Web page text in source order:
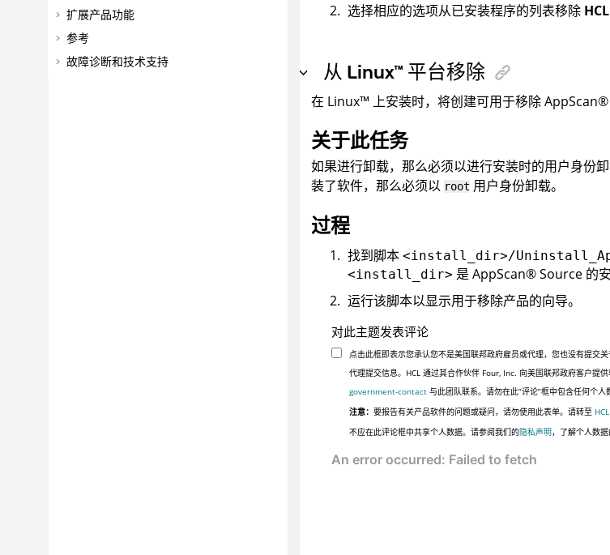
扩展产品功能
参考
故障诊断和技术支持
选择相应的选项从已安装程序的列表移除
从 Linux™ 平台移除
在 Linux™ 上安装时，将创建可用于移除AppScan®
关于此任务
如果进行卸载，那么必须以进行安装时的用户身份
装了软件，那么必须以 root用户身份卸载。
过程
找到脚本 <install_dir>/
<install_dir> 是 AppScan®Source的
运行该脚本以显示用于移除产品的向导。
对此主题发表评论
点击此框即表示您承认您不是美国联邦政府雇员或代理，您也没有提交
代理提交信息。HCL 通过其合作伙伴 Four, Inc. 向美国联邦政府客户提
government-contact 与此团队联系。请勿在此“评论”框中包含任何个人
注意：要报告有关产品软件的问题或疑问，请勿使用此表单。请转至
不应在此评论框中共享个人数据。请参阅我们的隐私声明，了解个人数据